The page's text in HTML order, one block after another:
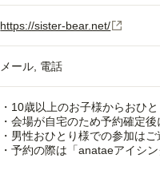
https://sister-bear.net/
メール 電話
・10歳以上のお子様からおひ
・会場が自宅のため予約確定
・男性おひとり様での参加はご
・予約の際は「anataeアイシ